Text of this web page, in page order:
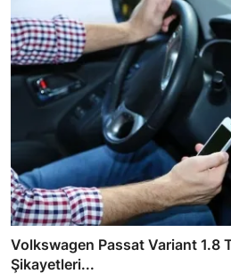
Volkswagen Passat Variant 1.8
Şikayetleri...